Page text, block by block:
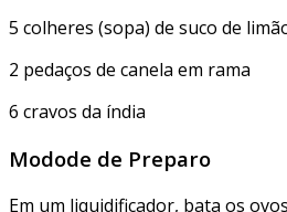
5 colheres (sopa) de suco de
2 pedaços de canela em rama
6 cravos da índia
Modode de Preparo
Em um liquidificador, bata os